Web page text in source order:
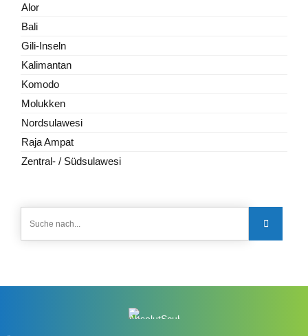
Alor
Bali
Gili-Inseln
Kalimantan
Komodo
Molukken
Nordsulawesi
Raja Ampat
Zentral- / Südsulawesi